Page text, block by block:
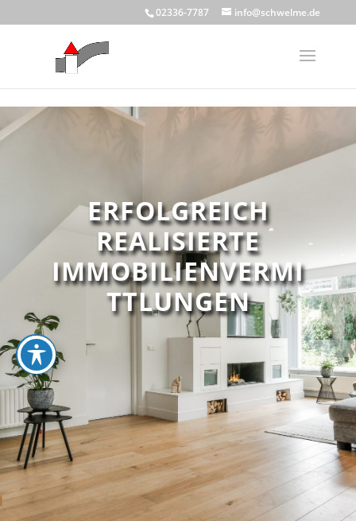
02336-7787 info@schwelme.de
ERFOLGREICH
REALISIERTE
IMMOBILIENVERMI
TTLUNGEN